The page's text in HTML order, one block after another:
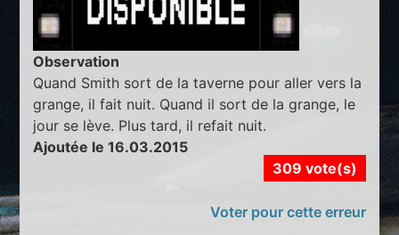
Observation
Quand Smith sort de la taverne pour aller vers la
grange, il fait nuit. Quand il sort de la grange, le
jour se lève. Plus tard, il refait nuit.
Ajoutée le 16.03.2015
309 vote(s)
Voter pour cette erreur